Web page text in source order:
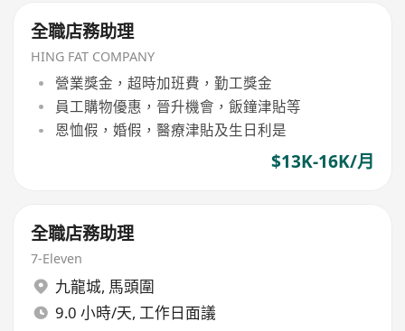
全職店務助理
HING FAT COMPANY
營業獎金，超時加班費，勤工獎金
員工購物優惠，晉升機會，飯鐘津貼等
恩恤假，婚假，醫療津貼及生日利是
$13K-16K/月
全職店務助理
7-Eleven
九龍城, 馬頭圍
9.0 小時/天, 工作日面議